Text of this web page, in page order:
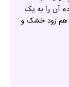
آن را به یک
هم زود خشک و